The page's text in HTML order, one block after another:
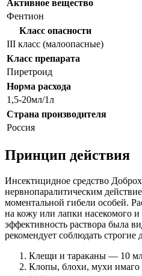
Активное вещество
Фентион
Класс опасности
III класс (малоопасные)
Класс препарата
Пиретроид
Норма расхода
1,5-20мл/1л
Страна производителя
Россия
Принцип действия
Инсектицидное средство
нервнопаралитическим
моментальной гибели особей.
на кожу или лапки насекомого
эффективность раствора была
рекомендует соблюдать строгие
Клещи и тараканы — 10
Клопы, блохи, мухи